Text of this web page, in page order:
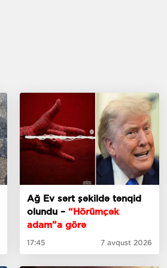
Ağ Ev sərt şəkildə tənqid
olundu – “Hörümçək
adam”a görə
17:45 7 avqust 2026